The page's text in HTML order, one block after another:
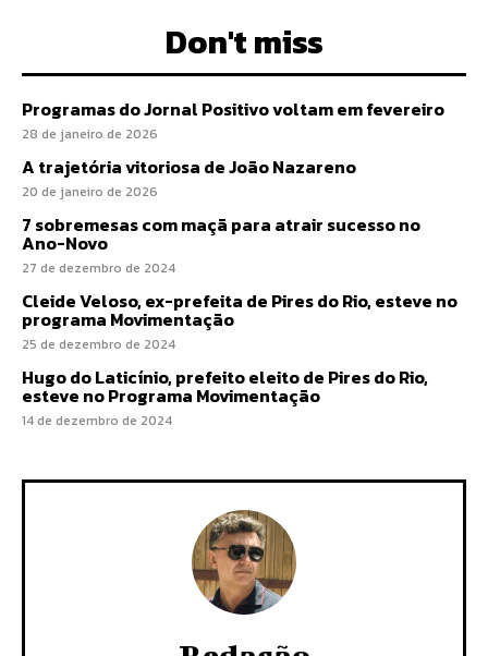
Don't miss
Programas do Jornal Positivo voltam em fevereiro
28 de janeiro de 2026
A trajetória vitoriosa de João Nazareno
20 de janeiro de 2026
7 sobremesas com maçã para atrair sucesso no
Ano-Novo
27 de dezembro de 2024
Cleide Veloso, ex-prefeita de Pires do Rio, esteve no
programa Movimentação
25 de dezembro de 2024
Hugo do Laticínio, prefeito eleito de Pires do Rio,
esteve no Programa Movimentação
14 de dezembro de 2024